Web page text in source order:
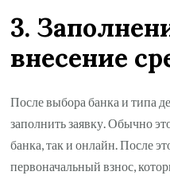
3.
внесение
После выбора банка и типа
заполнить заявку. Обычно
банка, так и онлайн. После
первоначальный взнос,